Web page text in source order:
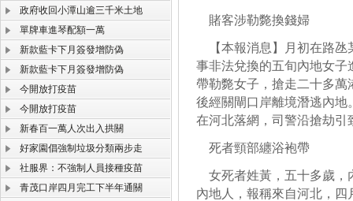
政府收回小潭山逾三千米土地
單牌車進琴配額一萬
新款藍卡下月簽發增防偽
新款藍卡下月簽發增防偽
今開放打疫苗
今開放打疫苗
新春百一萬人次出入拱關
好家園倡強制垃圾分類兩步走
社服界：不強制人員接種疫苗
青茂口岸四月完工下半年通關
賭客涉勒斃換錢婦
【本報消息】月初在路氹
事非法兌換的五旬內地女
帶勒斃女子，搶走二十多
後經關閘口岸離境潛逃內
在河北落網，司警沿搶劫引
死者頸部纏浴袍帶
女死者姓黃，五十多歲，
內地人，報稱來自河北，